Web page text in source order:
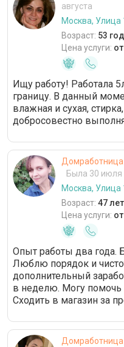
августа
Москва, Улица
Возраст: 53
Цена услуги:
Ищу работу! Работала
границу. В данный
влажная и сухая,
добросовестно
Домработница
Была 30 июля
Москва, Улица
Возраст: 47 лет
Цена услуги:
Опыт работы два года.
Люблю порядок и
дополнительный
в неделю. Могу помочь
Сходить в магазин за
Домработница